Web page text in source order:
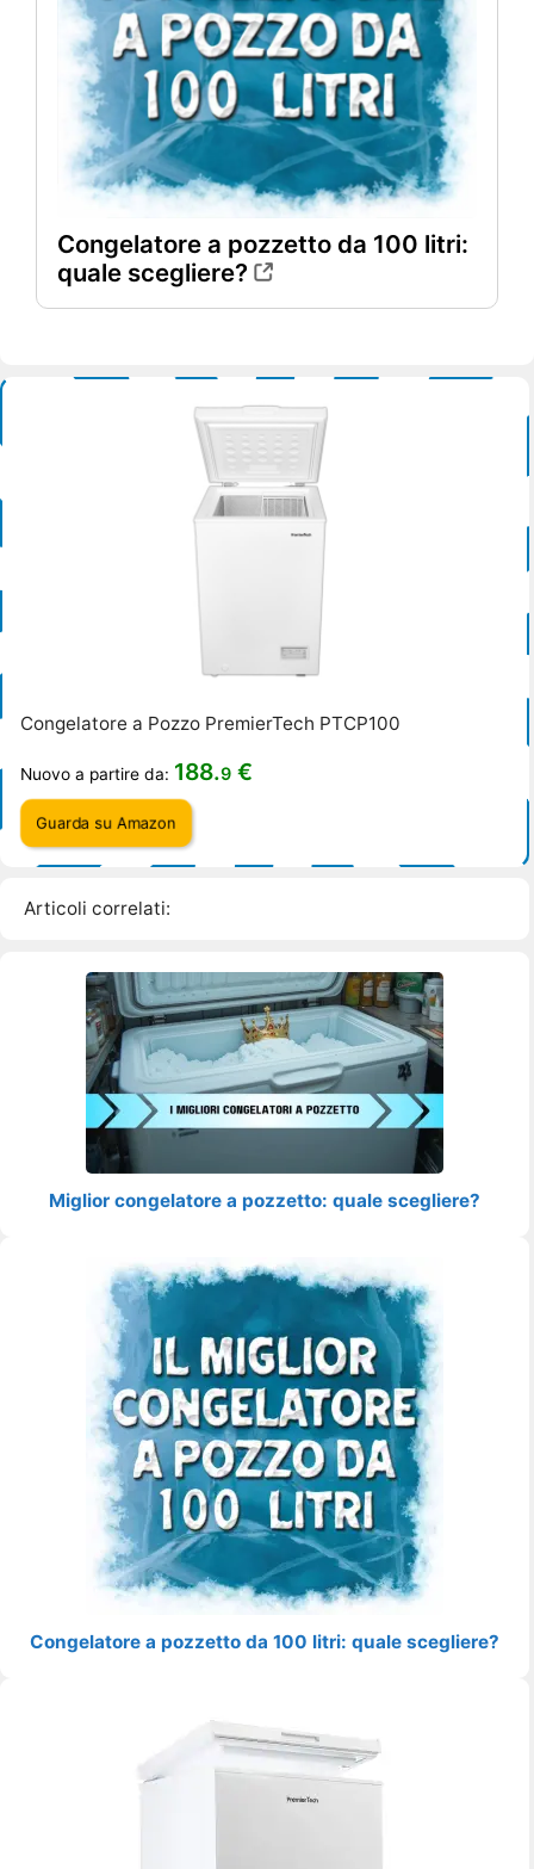
Congelatore a pozzetto da 100 litri:
quale scegliere?
Congelatore a Pozzo PremierTech PTCP100
Nuovo a partire da: 188.9 €
Guarda su Amazon
Articoli correlati:
Miglior congelatore a pozzetto: quale scegliere?
Congelatore a pozzetto da 100 litri: quale scegliere?